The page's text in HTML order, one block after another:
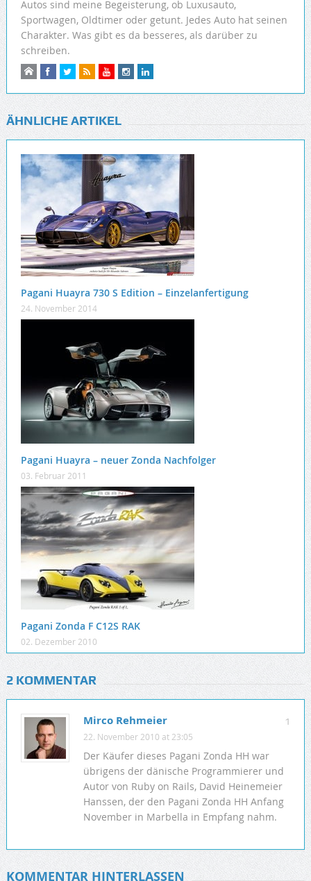
Autos sind meine Begeisterung, ob Luxusauto,
Sportwagen, Oldtimer oder getunt. Jedes Auto hat seinen
Charakter. Was gibt es da besseres, als darüber zu
schreiben.
ÄHNLICHE ARTIKEL
Pagani Huayra 730 S Edition – Einzelanfertigung
24. November 2014
Pagani Huayra – neuer Zonda Nachfolger
03. Februar 2011
Pagani Zonda F C12S RAK
02. Dezember 2010
2 KOMMENTAR
1
Mirco Rehmeier
22. November 2010 at 23:05
Der Käufer dieses Pagani Zonda HH war
übrigens der dänische Programmierer und
Autor von Ruby on Rails, David Heinemeier
Hanssen, der den Pagani Zonda HH Anfang
November in Marbella in Empfang nahm.
KOMMENTAR HINTERLASSEN